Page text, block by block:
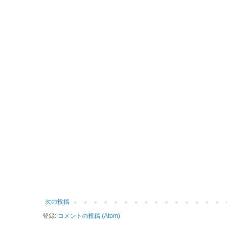
次の投稿
登録: コメントの投稿 (Atom)